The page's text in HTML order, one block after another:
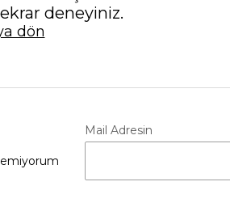
deneyiniz.
dön
Mail Adresin